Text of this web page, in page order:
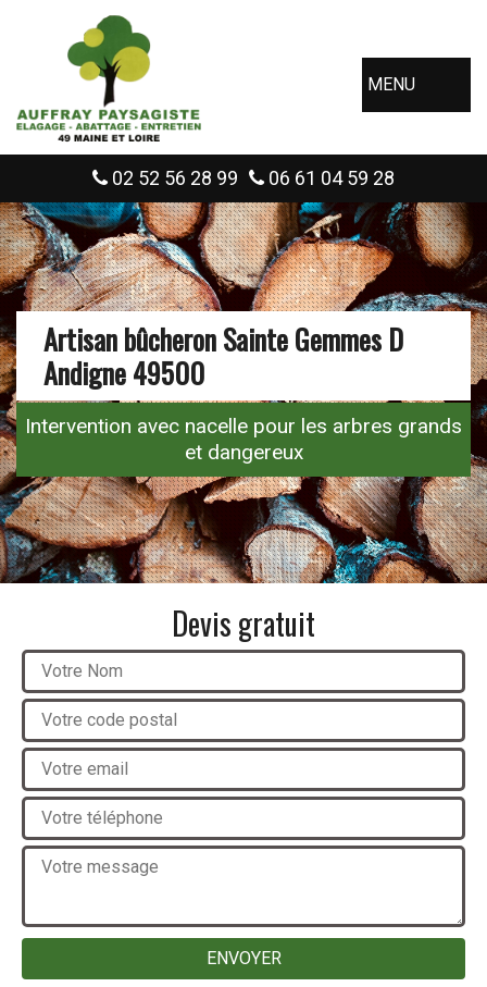
MENU
02 52 56 28 99 06 61 04 59 28
Artisan bûcheron Sainte Gemmes D
Andigne 49500
Intervention avec nacelle pour les arbres grands
et dangereux
Devis gratuit